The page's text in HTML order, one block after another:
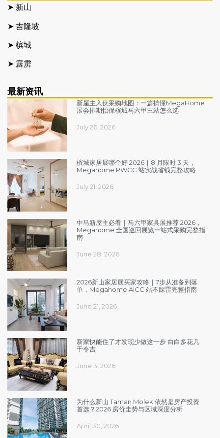
最新资讯
新屋主入伙采购地图：一篇搞懂MegaHome
展会排期怡保槟城马六甲三站怎么选
July 26, 2026
槟城家居展哪个好 2026｜8 月限时 3 天，
Megahome PWCC 站实战省钱完整攻略
July 21, 2026
中马新屋主必看｜马六甲家具展推荐 2026，
Megahome 全国巡回展览一站式采购完整指
南
June 28, 2026
2026新山家居展买家攻略｜7步从准备到落
单，Megahome AICC 站不踩雷完整指南
June 21, 2026
新家快能住了才发现少做这一步 白白多花几
千令吉
June 3, 2026
为什么新山 Taman Molek 依然是房产投资
首选？2026 房价走势与区域深度分析
April 30, 2026
➤ 新山
➤ 吉隆坡
➤ 槟城
➤ 霹雳